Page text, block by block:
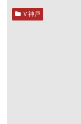
Ｖ神戸